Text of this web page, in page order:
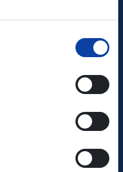
als VRM-
Rhein-Mosel